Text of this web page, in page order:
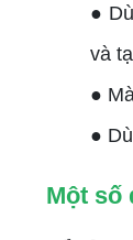
●
và
●
●
Một số